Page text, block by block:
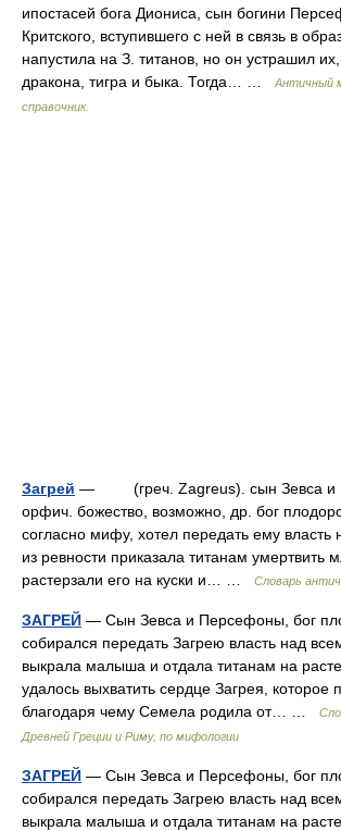
ипостасей бога Диониса, сын богини
Критского, вступившего с ней в связь в
напустила на З. титанов, но он устрашил
дракона, тигра и быка. Тогда… …
Античный
справочник.
Загрей — (греч. Zagreus). сын Зевса и
орфич. божество, возможно, др. бог
согласно мифу, хотел передать ему
из ревности приказала титанам умертвить
растерзали его на куски и… …
Словарь
ЗАГРЕЙ — Сын Зевса и Персефоны, бог
собирался передать Загрею власть над
выкрала малыша и отдала титанам на
удалось выхватить сердце Загрея, которое
благодаря чему Семела родила от… …
Древней Греции и Риму, по мифологии
ЗАГРЕЙ — Сын Зевса и Персефоны, бог
собирался передать Загрею власть над
выкрала малыша и отдала титанам на